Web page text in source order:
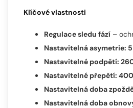
Klíčové vlastnosti
Regulace sledu fází –
Nastavitelná asymetrie:
Nastavitelné podpětí:
Nastavitelné přepětí:
Nastavitelná doba
Nastavitelná doba